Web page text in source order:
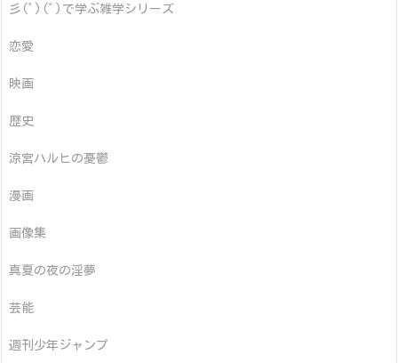
彡(ﾟ)(ﾟ)で学ぶ雑学シリーズ
恋愛
映画
歴史
涼宮ハルヒの憂鬱
漫画
画像集
真夏の夜の淫夢
芸能
週刊少年ジャンプ